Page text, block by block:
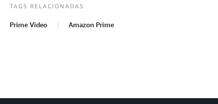
TAGS RELACIONADAS
Prime Video Amazon Prime